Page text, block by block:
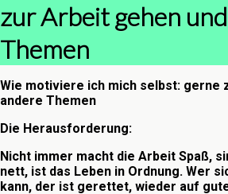
zur Arbeit gehen
Themen
Wie motiviere ich mich selbst: gerne
andere Themen
Die Herausforderung:
Nicht immer macht die Arbeit Spaß,
nett, ist das Leben in Ordnung. Wer
kann, der ist gerettet, wieder auf